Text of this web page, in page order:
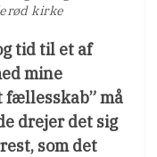
kirke
tid til et af
mine
fællesskab” må
drejer det sig
som det